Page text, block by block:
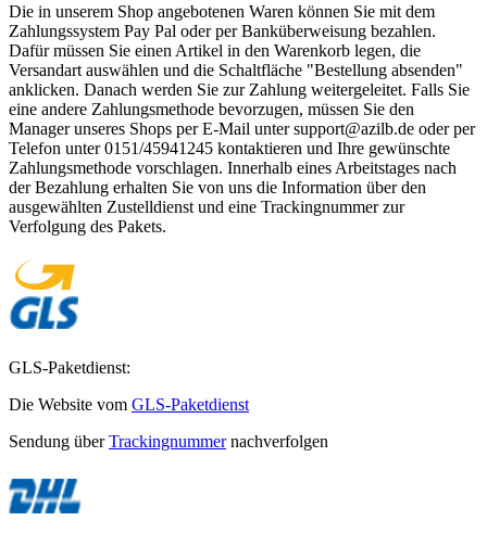
Die in unserem Shop angebotenen Waren können Sie mit dem
Zahlungssystem Pay Pal oder per Banküberweisung bezahlen.
Dafür müssen Sie einen Artikel in den Warenkorb legen, die
Versandart auswählen und die Schaltfläche "Bestellung absenden"
anklicken. Danach werden Sie zur Zahlung weitergeleitet. Falls Sie
eine andere Zahlungsmethode bevorzugen, müssen Sie den
Manager unseres Shops per E-Mail unter support@azilb.de oder per
Telefon unter 0151/45941245 kontaktieren und Ihre gewünschte
Zahlungsmethode vorschlagen. Innerhalb eines Arbeitstages nach
der Bezahlung erhalten Sie von uns die Information über den
ausgewählten Zustelldienst und eine Trackingnummer zur
Verfolgung des Pakets.
GLS-Paketdienst:
Die Website vom GLS-Paketdienst
Sendung überTrackingnummernachverfolgen